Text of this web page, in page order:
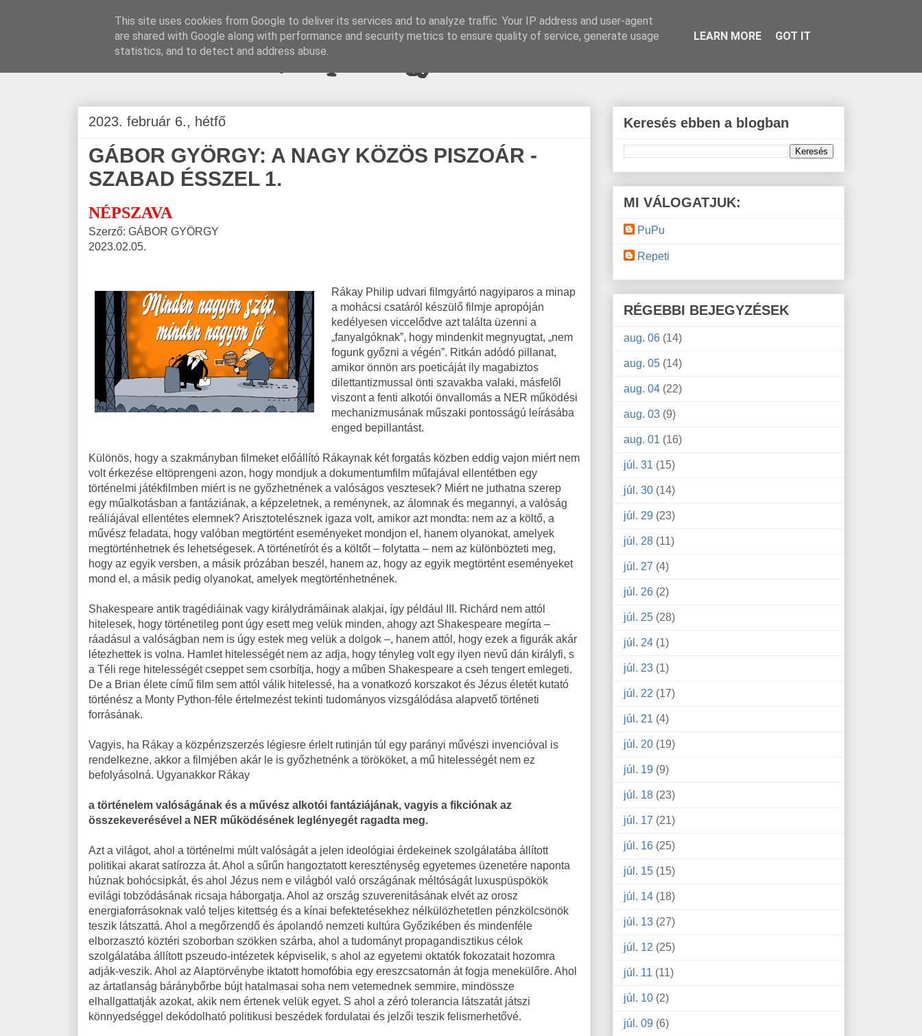
BLOGÁSZAT, napi blogjava
2023. február 6., hétfő
GÁBOR GYÖRGY: A NAGY KÖZÖS PISZOÁR -
SZABAD ÉSSZEL 1.
NÉPSZAVA
Szerző: GÁBOR GYÖRGY
2023.02.05.
Rákay Philip udvari filmgyártó nagyiparos a minap
a mohácsi csatáról készülő filmje apropóján
kedélyesen viccelődve azt találta üzenni a
„fanyalgóknak”, hogy mindenkit megnyugtat, „nem
fogunk győzni a végén”. Ritkán adódó pillanat,
amikor önnön ars poeticáját ily magabiztos
dilettantizmussal önti szavakba valaki, másfelől
viszont a fenti alkotói önvallomás a NER működési
mechanizmusának műszaki pontosságú leírásába
enged bepillantást.
Különös, hogy a szakmányban filmeket előállító Rákaynak két forgatás közben eddig vajon miért nem
volt érkezése eltöprengeni azon, hogy mondjuk a dokumentumfilm műfajával ellentétben egy
történelmi játékfilmben miért is ne győzhetnének a valóságos vesztesek? Miért ne juthatna szerep
egy műalkotásban a fantáziának, a képzeletnek, a reménynek, az álomnak és megannyi, a valóság
reáliájával ellentétes elemnek? Arisztotelésznek igaza volt, amikor azt mondta: nem az a költő, a
művész feladata, hogy valóban megtörtént eseményeket mondjon el, hanem olyanokat, amelyek
megtörténhetnek és lehetségesek. A történetírót és a költőt – folytatta – nem az különbözteti meg,
hogy az egyik versben, a másik prózában beszél, hanem az, hogy az egyik megtörtént eseményeket
mond el, a másik pedig olyanokat, amelyek megtörténhetnének.
Shakespeare antik tragédiáinak vagy királydrámáinak alakjai, így például III. Richárd nem attól
hitelesek, hogy történetileg pont úgy esett meg velük minden, ahogy azt Shakespeare megírta –
ráadásul a valóságban nem is úgy estek meg velük a dolgok –, hanem attól, hogy ezek a figurák akár
létezhettek is volna. Hamlet hitelességét nem az adja, hogy tényleg volt egy ilyen nevű dán királyfi, s
a Téli rege hitelességét cseppet sem csorbítja, hogy a műben Shakespeare a cseh tengert emlegeti.
De a Brian élete című film sem attól válik hitelessé, ha a vonatkozó korszakot és Jézus életét kutató
történész a Monty Python-féle értelmezést tekinti tudományos vizsgálódása alapvető történeti
forrásának.
Vagyis, ha Rákay a közpénzszerzés légiesre érlelt rutinján túl egy parányi művészi invencióval is
rendelkezne, akkor a filmjében akár le is győzhetnénk a törököket, a mű hitelességét nem ez
befolyásolná. Ugyanakkor Rákay
a történelem valóságának és a művész alkotói fantáziájának, vagyis a fikciónak az
összekeverésével a NER működésének leglényegét ragadta meg.
Azt a világot, ahol a történelmi múlt valóságát a jelen ideológiai érdekeinek szolgálatába állított
politikai akarat satírozza át. Ahol a sűrűn hangoztatott kereszténység egyetemes üzenetére naponta
húznak bohócsipkát, és ahol Jézus nem e világból való országának méltóságát luxuspüspökök
evilági tobzódásának ricsaja háborgatja. Ahol az ország szuverenitásának elvét az orosz
energiaforrásoknak való teljes kitettség és a kínai befektetésekhez nélkülözhetetlen pénzkölcsönök
teszik látszattá. Ahol a megőrzendő és ápolandó nemzeti kultúra Győzikében és mindenféle
elborzasztó köztéri szoborban szökken szárba, ahol a tudományt propagandisztikus célok
szolgálatába állított pszeudo-intézetek képviselik, s ahol az egyetemi oktatók fokozatait hozomra
adják-veszik. Ahol az Alaptörvénybe iktatott homofóbia egy ereszcsatornán át fogja menekülőre. Ahol
az ártatlanság báránybőrbe bújt hatalmasai soha nem vetemednek semmire, mindössze
elhallgattatják azokat, akik nem értenek velük egyet. S ahol a zéró tolerancia látszatát játszi
könnyedséggel dekódolható politikusi beszédek fordulatai és jelzői teszik felismerhetővé.
Keresés ebben a blogban
MI VÁLOGATJUK:
PuPu
Repeti
RÉGEBBI BEJEGYZÉSEK
aug. 06 (14)
aug. 05 (14)
aug. 04 (22)
aug. 03 (9)
aug. 01 (16)
júl. 31 (15)
júl. 30 (14)
júl. 29 (23)
júl. 28 (11)
júl. 27 (4)
júl. 26 (2)
júl. 25 (28)
júl. 24 (1)
júl. 23 (1)
júl. 22 (17)
júl. 21 (4)
júl. 20 (19)
júl. 19 (9)
júl. 18 (23)
júl. 17 (21)
júl. 16 (25)
júl. 15 (15)
júl. 14 (18)
júl. 13 (27)
júl. 12 (25)
júl. 11 (11)
júl. 10 (2)
júl. 09 (6)
This site uses cookies from Google to deliver its services and to analyze traffic. Your IP address and user-agent
are shared with Google along with performance and security metrics to ensure quality of service, generate usage
statistics, and to detect and address abuse.
LEARN MORE GOT IT